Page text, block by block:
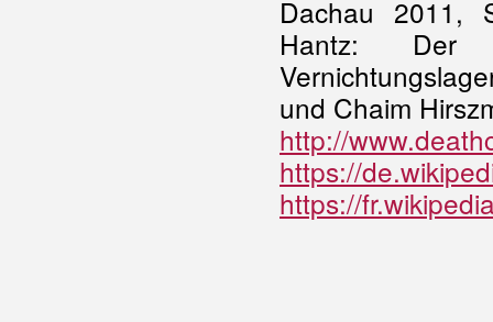
Dachau 2011,
Hantz:
und Chaim
http://
https://
https://